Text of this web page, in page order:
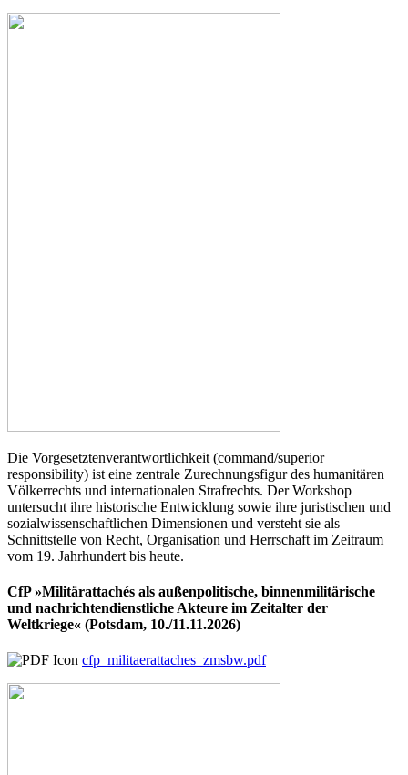
Die Vorgesetztenverantwortlichkeit (command/superior
responsibility) ist eine zentrale Zurechnungsfigur des humanitären
Völkerrechts und internationalen Strafrechts. Der Workshop
untersucht ihre historische Entwicklung sowie ihre juristischen und
sozialwissenschaftlichen Dimensionen und versteht sie als
Schnittstelle von Recht, Organisation und Herrschaft im Zeitraum
vom 19. Jahrhundert bis heute.
CfP »Militärattachés als außenpolitische, binnenmilitärische
und nachrichtendienstliche Akteure im Zeitalter der
Weltkriege« (Potsdam, 10./11.11.2026)
cfp_militaerattaches_zmsbw.pdf